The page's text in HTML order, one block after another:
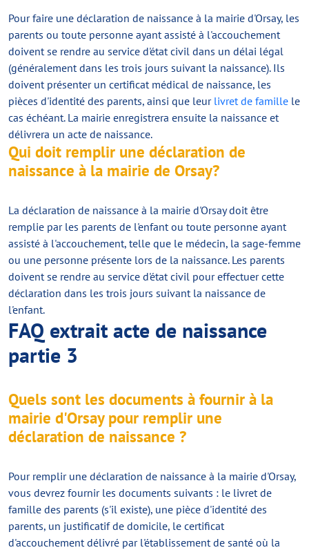
Pour faire une déclaration de naissance à la mairie d'Orsay, les
parents ou toute personne ayant assisté à l'accouchement
doivent se rendre au service d'état civil dans un délai légal
(généralement dans les trois jours suivant la naissance). Ils
doivent présenter un certificat médical de naissance, les
pièces d'identité des parents, ainsi que leur livret de famille le
cas échéant. La mairie enregistrera ensuite la naissance et
délivrera un acte de naissance.
Qui doit remplir une déclaration de
naissance à la mairie de Orsay?
La déclaration de naissance à la mairie d'Orsay doit être
remplie par les parents de l'enfant ou toute personne ayant
assisté à l'accouchement, telle que le médecin, la sage-femme
ou une personne présente lors de la naissance. Les parents
doivent se rendre au service d'état civil pour effectuer cette
déclaration dans les trois jours suivant la naissance de
l'enfant.
FAQ extrait acte de naissance
partie 3
Quels sont les documents à fournir à la
mairie d'Orsay pour remplir une
déclaration de naissance ?
Pour remplir une déclaration de naissance à la mairie d'Orsay,
vous devrez fournir les documents suivants : le livret de
famille des parents (s'il existe), une pièce d'identité des
parents, un justificatif de domicile, le certificat
d'accouchement délivré par l'établissement de santé où la